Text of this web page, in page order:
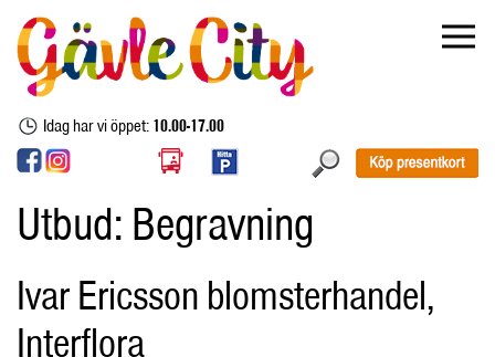
Idag har vi öppet:10.00-17.00
Utbud: Begravning
Ivar Ericsson blomsterhandel,
Interflora